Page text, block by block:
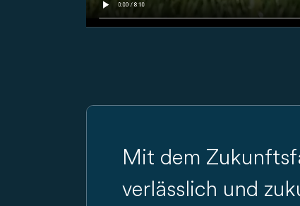
Mit dem
verlässlich und